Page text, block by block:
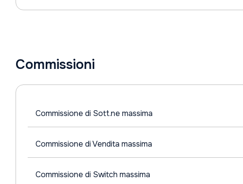
Commissioni
Commissione di Sott.ne massima
Commissione di Vendita massima
Commissione di Switch massima